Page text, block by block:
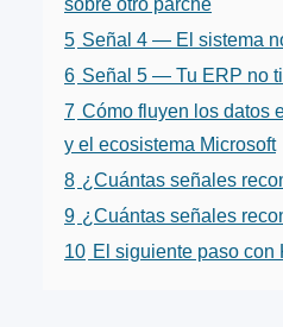
sobre otro parche
5 Señal 4 — El sistema
6 Señal 5 — Tu ERP no
7 Cómo fluyen los datos
y el ecosistema Microsoft
8 ¿Cuántas señales
9 ¿Cuántas señales
10 El siguiente paso con